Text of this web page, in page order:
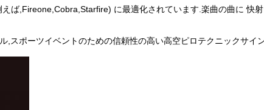
ば,Fireone,Cobra,Starfire) に最適化されています.楽曲の曲に 快
,スポーツイベントのための信頼性の高い高空ピロテクニックサイ